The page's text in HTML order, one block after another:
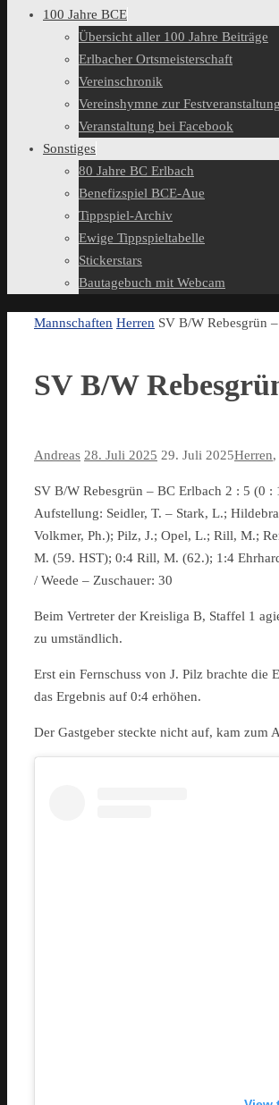
100 Jahre BCE
Übersicht aller 100 Jahre Beiträge
Erlbacher Ortsmeisterschaft
Vereinschronik
Vereinshymne zur Festveranstaltung
Veranstaltung bei Facebook
Sonstiges
80 Jahre BC Erlbach
Benefizspiel BCE-Aue
Tippspiel-Archiv
Ewige Tippspieltabelle
Stickerstars
Bautagebuch mit Webcam
Start
Mannschaften Herren SV B/W Rebesgrün
SV B/W
Andreas 28. Juli 2025 29. Juli 2025Herren,
SV B/W Rebesgrün – BC Erlbach 2 : 5 (0 :
Aufstellung: Seidler, T. – Stark, L.;
Volkmer, Ph.); Pilz, J.; Opel, L.; Rill, M.;
M. (59. HST); 0:4 Rill, M. (62.); 1:4
/ Weede – Zuschauer: 30
Beim Vertreter der Kreisliga B, Staffel 1
zu umständlich.
Erst ein Fernschuss von J. Pilz brachte
das Ergebnis auf 0:4 erhöhen.
Der Gastgeber steckte nicht auf, kam zum